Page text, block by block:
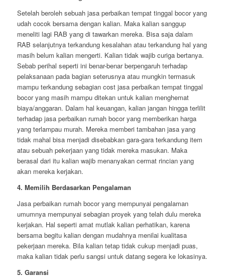
Setelah beroleh sebuah jasa perbaikan tempat tinggal bocor yang
udah cocok bersama dengan kalian. Maka kalian sanggup
meneliti lagi RAB yang di tawarkan mereka. Bisa saja dalam
RAB selanjutnya terkandung kesalahan atau terkandung hal yang
masih belum kalian mengerti. Kalian tidak wajib curiga bertanya.
Sebab perihal seperti ini benar-benar berpengaruh terhadap
pelaksanaan pada bagian seterusnya atau mungkin termasuk
mampu terkandung sebagian cost jasa perbaikan tempat tinggal
bocor yang masih mampu ditekan untuk kalian menghemat
biaya/anggaran. Dalam hal keuangan, kalian jangan hingga terlilit
terhadap jasa perbaikan rumah bocor yang memberikan harga
yang terlampau murah. Mereka memberi tambahan jasa yang
tidak mahal bisa menjadi disebabkan gara-gara terkandung item
atau sebuah pekerjaan yang tidak mereka masukan. Maka
berasal dari itu kalian wajib menanyakan cermat rincian yang
akan mereka kerjakan.
4. Memilih Berdasarkan Pengalaman
Jasa perbaikan rumah bocor yang mempunyai pengalaman
umumnya mempunyai sebagian proyek yang telah dulu mereka
kerjakan. Hal seperti amat mutlak kalian perhatikan, karena
bersama begitu kalian dengan mudahnya menilai kualitasa
pekerjaan mereka. Bila kalian tetap tidak cukup menjadi puas,
maka kalian tidak perlu sangsi untuk datang segera ke lokasinya.
5. Garansi